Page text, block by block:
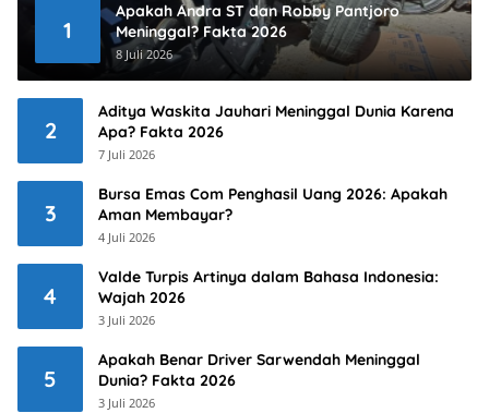
1
Apakah Andra ST dan Robby Pantjoro
Meninggal? Fakta 2026
8 Juli 2026
2
Aditya Waskita Jauhari Meninggal Dunia Karena
Apa? Fakta 2026
7 Juli 2026
3
Bursa Emas Com Penghasil Uang 2026: Apakah
Aman Membayar?
4 Juli 2026
4
Valde Turpis Artinya dalam Bahasa Indonesia:
Wajah 2026
3 Juli 2026
5
Apakah Benar Driver Sarwendah Meninggal
Dunia? Fakta 2026
3 Juli 2026